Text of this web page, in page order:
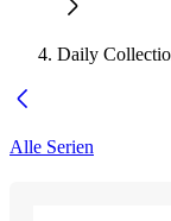
Daily
Alle Serien